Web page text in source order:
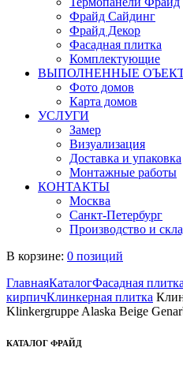
Фрайд Сайдинг
Фрайд Декор
Фасадная плитка
Комплектующие
ВЫПОЛНЕННЫЕ
Фото домов
Карта домов
УСЛУГИ
Замер
Визуализация
Доставка и упаковка
Монтажные работы
КОНТАКТЫ
Москва
Санкт-Петербург
Производство и
В корзине: 0 позиций
ГлавнаяКаталогФасадная плитка
кирпичКлинкерная плитка
Klinkergruppe Alaska Beige
КАТАЛОГ ФРАЙД